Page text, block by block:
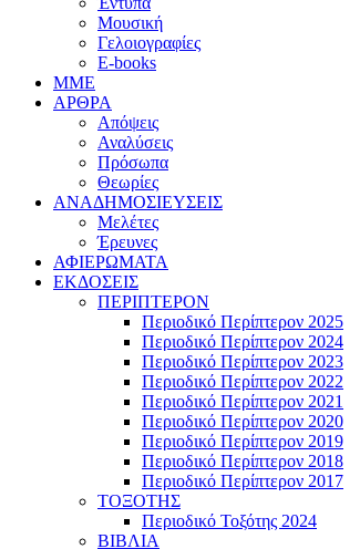
Μουσική
Γελοιογραφίες
E-books
MME
ΑΡΘΡΑ
Απόψεις
Αναλύσεις
Πρόσωπα
Θεωρίες
ΑΝΑΔΗΜΟΣΙΕΥΣΕΙΣ
Μελέτες
Έρευνες
ΑΦΙΕΡΩΜΑΤΑ
ΕΚΔΟΣΕΙΣ
ΠΕΡΙΠΤΕΡΟΝ
Περιοδικό Περίπτερον 2025
Περιοδικό Περίπτερον 2024
Περιοδικό Περίπτερον 2023
Περιοδικό Περίπτερον 2022
Περιοδικό Περίπτερον 2021
Περιοδικό Περίπτερον 2020
Περιοδικό Περίπτερον 2019
Περιοδικό Περίπτερον 2018
Περιοδικό Περίπτερον 2017
ΤΟΞΟΤΗΣ
Περιοδικό Τοξότης 2024
ΒΙΒΛΙΑ